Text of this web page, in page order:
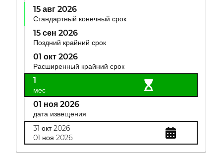
15 авг 2026
Стандартный конечный срок
15 сен 2026
Поздний крайний срок
01 окт 2026
Расширенный крайний срок
1
мес
01 ноя 2026
дата извещения
31 окт 2026
01 ноя 2026